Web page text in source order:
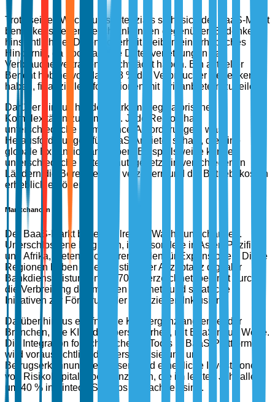
Trotz seines Wachstumspotenzials sieht sich der BaaS-Markt
bemerkenswerten Beschränkungen gegenüber. Bedenken
hinsichtlich der Datensicherheit bleiben ein erhebliches
Hindernis, da hochkarätige Datenverletzungen das
Verbrauchervertrauen geschwächt haben. Ein aktueller
Bericht hob hervor, dass 48 % der Verbraucher Bedenken
haben, finanzielle Informationen mit Drittanbietern zu teilen.
Darüber hinaus hat der Markt mit regulatorischen
Komplexitäten zu kämpfen. Jede Region hat
unterschiedliche Compliance-Anforderungen, was
Herausforderungen für BaaS-Anbieter schafft, die eine
globale Expansion anstreben. Beispielsweise können
unterschiedliche Datenschutzgesetze in verschiedenen
Ländern die Bereitstellung verzögern und die Betriebskosten
erheblich erhöhen.
Marktchancen
Der BaaS-Markt bietet zahlreiche Wachstumschancen.
Unerschlossene Regionen, insbesondere in Asien-Pazifik
und Afrika, bieten fruchtbaren Boden für Expansionen. Diese
Regionen haben einen Anstieg der Akzeptanz digitaler
Bankdienstleistungen um 70 % verzeichnet, bedingt durch
die Verbreitung des mobilen Internets und staatliche
Initiativen zur Förderung der finanziellen Inklusion.
Darüber hinaus eröffnet die Konvergenz angrenzender
Branchen, wie KI und Cybersicherheit, mit BaaS neue Wege.
Die Integration fortschrittlicher KI-Tools in BaaS-Plattformen
wird voraussichtlich die Personalisierung und
Betrugserkennung verbessern und erhebliche Investitionen
von Risikokapitalgebern anziehen, die im letzten Jahr allein
um 40 % in Fintech-Startups gewachsen sind.